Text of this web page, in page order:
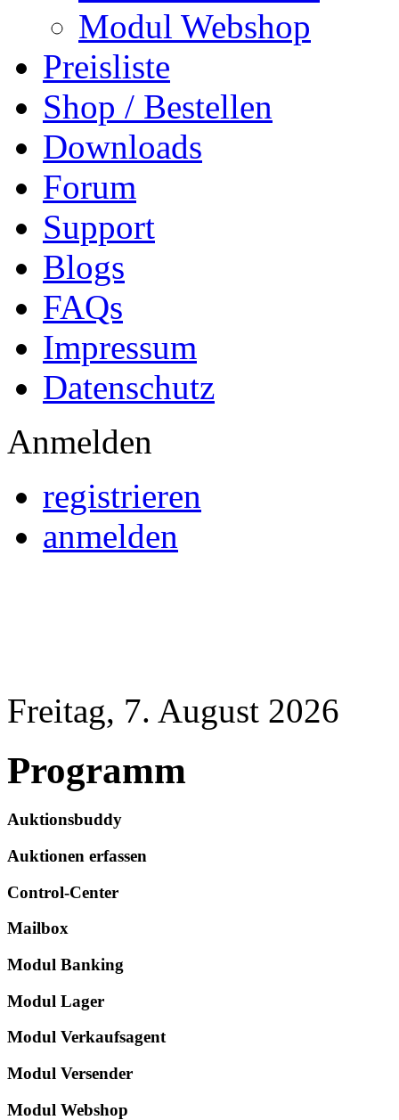
Modul Webshop
Preisliste
Shop / Bestellen
Downloads
Forum
Support
Blogs
FAQs
Impressum
Datenschutz
Anmelden
registrieren
anmelden
Freitag, 7. August 2026
Programm
Auktionsbuddy
Auktionen erfassen
Control-Center
Mailbox
Modul Banking
Modul Lager
Modul Verkaufsagent
Modul Versender
Modul Webshop